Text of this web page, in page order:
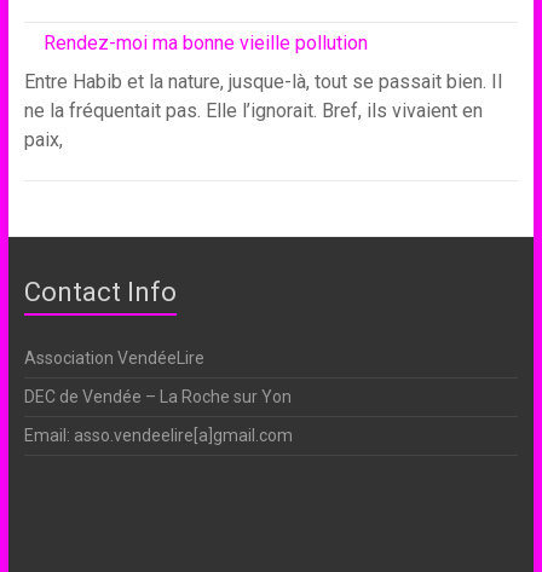
Rendez-moi ma bonne vieille pollution
Entre Habib et la nature, jusque-là, tout se passait bien. Il
ne la fréquentait pas. Elle l’ignorait. Bref, ils vivaient en
paix,
Contact Info
Association VendéeLire
DEC de Vendée – La Roche sur Yon
Email: asso.vendeelire[a]gmail.com